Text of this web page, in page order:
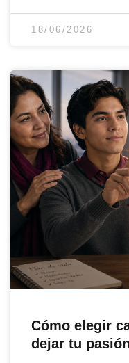
18/06/2026
Cómo elegir
dejar tu